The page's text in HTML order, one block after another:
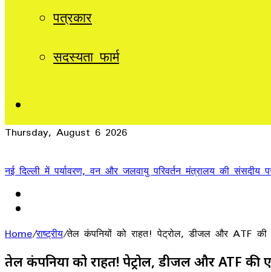
पत्रकार
सदस्यता फार्म
Thursday, August 6 2026
अनुपूरक बजट प्रदेश की 25 करोड़ जनता की आशाओं, आकांक्षाओं और
Home/राष्ट्रीय/तेल कंपनियों को राहत! पेट्रोल, डीजल और ATF की
तेल कंपनियों को राहत! पेट्रोल, डीजल और ATF की